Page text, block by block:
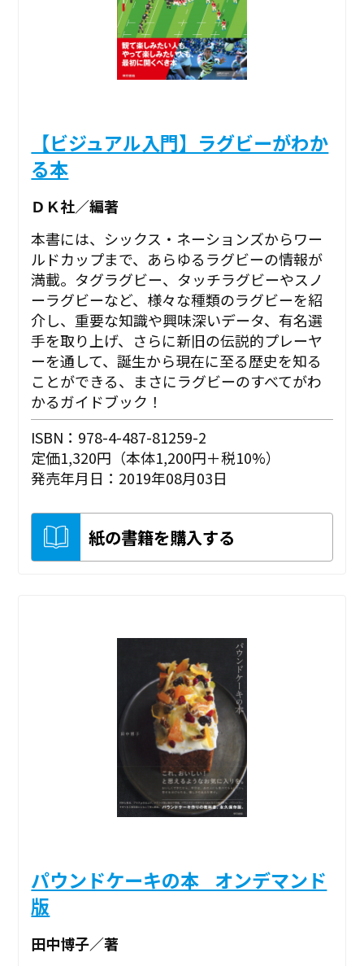
【ビジュアル入門】ラグビーがわか
る本
ＤＫ社／編著
本書には、シックス・ネーションズからワー
ルドカップまで、あらゆるラグビーの情報が
満載。タグラグビー、タッチラグビーやスノ
ーラグビーなど、様々な種類のラグビーを紹
介し、重要な知識や興味深いデータ、有名選
手を取り上げ、さらに新旧の伝説的プレーヤ
ーを通して、誕生から現在に至る歴史を知る
ことができる、まさにラグビーのすべてがわ
かるガイドブック！
ISBN：978-4-487-81259-2
定価1,320円（本体1,200円＋税10%）
発売年月日：2019年08月03日
紙の書籍を購入する
パウンドケーキの本 _オンデマンド
版
田中博子／著